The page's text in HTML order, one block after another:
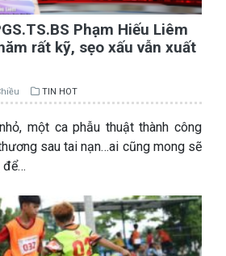
Phạm Hiếu Liêm
rất kỹ, sẹo xấu vẫn xuất
TIN HOT
một ca phẫu thuật thành công
sau tai nạn…ai cũng mong sẽ
để…